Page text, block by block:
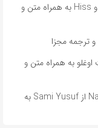
آهنگ آذربایجانی Deyilənlər از Ayaz Babayev و Hiss به همراه متن و
اوغلو به همراه متن و
آهنگ آذربایجانی Nasimi (Between Two Seas) از Sami Yusuf به